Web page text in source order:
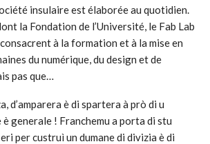
insulaire est élaborée au quotidien.
la Fondation de l’Université, le Fab Lab
à la formation et à la mise en
du numérique, du design et de
pas que…
d’amparera è di spartera à prò di u
generale ! Franchemu a porta di stu
per custruì un dumane di divizia è di